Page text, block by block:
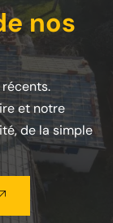
nos
et notre
de la simple